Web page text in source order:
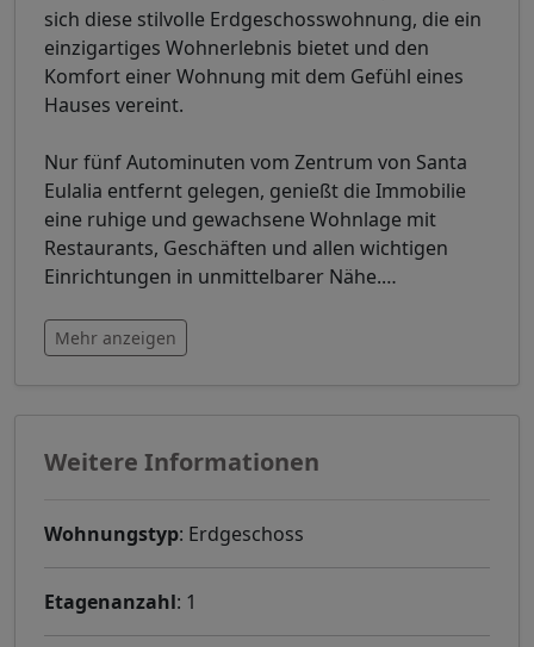
sich diese stilvolle Erdgeschosswohnung, die ein
einzigartiges Wohnerlebnis bietet und den
Komfort einer Wohnung mit dem Gefühl eines
Hauses vereint.
Nur fünf Autominuten vom Zentrum von Santa
Eulalia entfernt gelegen, genießt die Immobilie
eine ruhige und gewachsene Wohnlage mit
Restaurants, Geschäften und allen wichtigen
Einrichtungen in unmittelbarer Nähe.…
Mehr anzeigen
Weitere Informationen
Wohnungstyp: Erdgeschoss
Etagenanzahl: 1